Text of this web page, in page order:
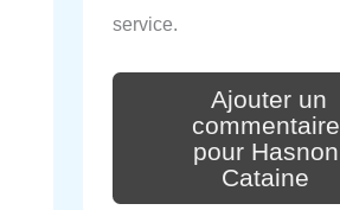
service.
Ajouter un
commentaire
pour Hasnon
Cataine